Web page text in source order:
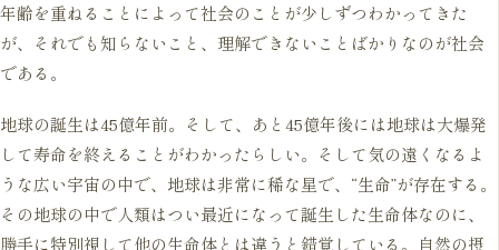
年齢を重ねることによって社会のことが少しずつわかってきた
が、それでも知らないこと、理解できないことばかりなのが社会
である。
地球の誕生は45億年前。そして、あと45億年後には地球は大爆発
して寿命を終えることがわかったらしい。そして気の遠くなるよ
うな広い宇宙の中で、地球は非常に稀な星で、“生命”が存在する。
その地球の中で人類はつい最近になって誕生した生命体なのに、
勝手に特別視して他の生命体とは違うと錯覚している。自然の摂